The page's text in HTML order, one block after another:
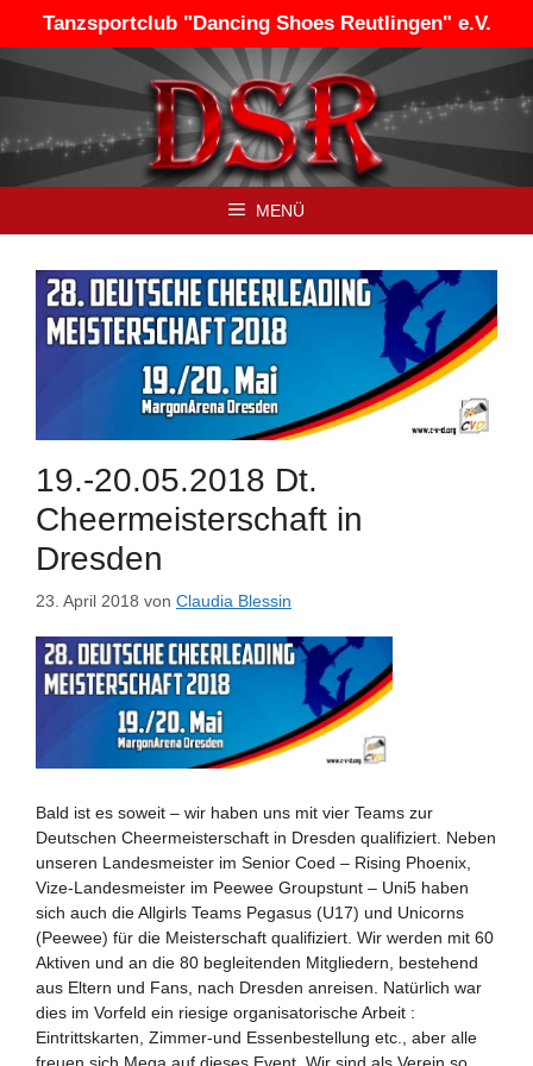
springen
Tanzsportclub "Dancing Shoes Reutlingen" e.V.
MENÜ
19.-20.05.2018 Dt.
Cheermeisterschaft in
Dresden
23. April 2018 von Claudia Blessin
Bald ist es soweit – wir haben uns mit vier Teams zur
Deutschen Cheermeisterschaft in Dresden qualifiziert. Neben
unseren Landesmeister im Senior Coed – Rising Phoenix,
Vize-Landesmeister im Peewee Groupstunt – Uni5 haben
sich auch die Allgirls Teams Pegasus (U17) und Unicorns
(Peewee) für die Meisterschaft qualifiziert. Wir werden mit 60
Aktiven und an die 80 begleitenden Mitgliedern, bestehend
aus Eltern und Fans, nach Dresden anreisen. Natürlich war
dies im Vorfeld ein riesige organisatorische Arbeit :
Eintrittskarten, Zimmer-und Essenbestellung etc., aber alle